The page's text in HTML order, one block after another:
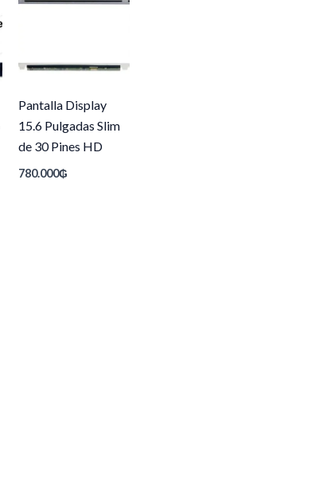
Pantalla Display
15.6 Pulgadas Slim
de 30 Pines HD
780.000₲